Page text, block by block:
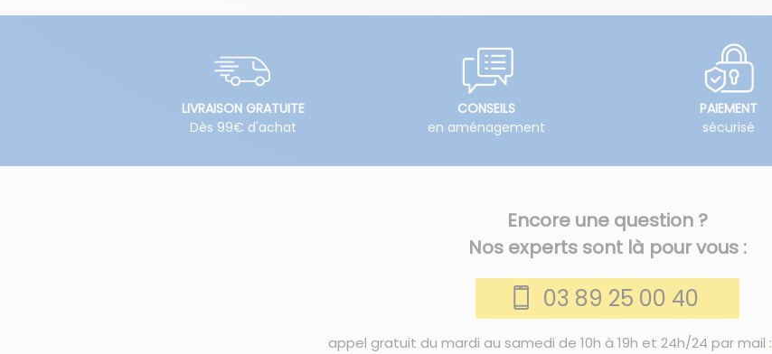
Encore une question ?
Nos experts sont là pour vous :
03 89 25 00 40
appel gratuit du mardi au samedi de 10h à 19h et 24h/24 par mail :
LIVRAISON GRATUITE
Dès 99€ d'achat
CONSEILS
en aménagement
PAIEMENT
sécurisé